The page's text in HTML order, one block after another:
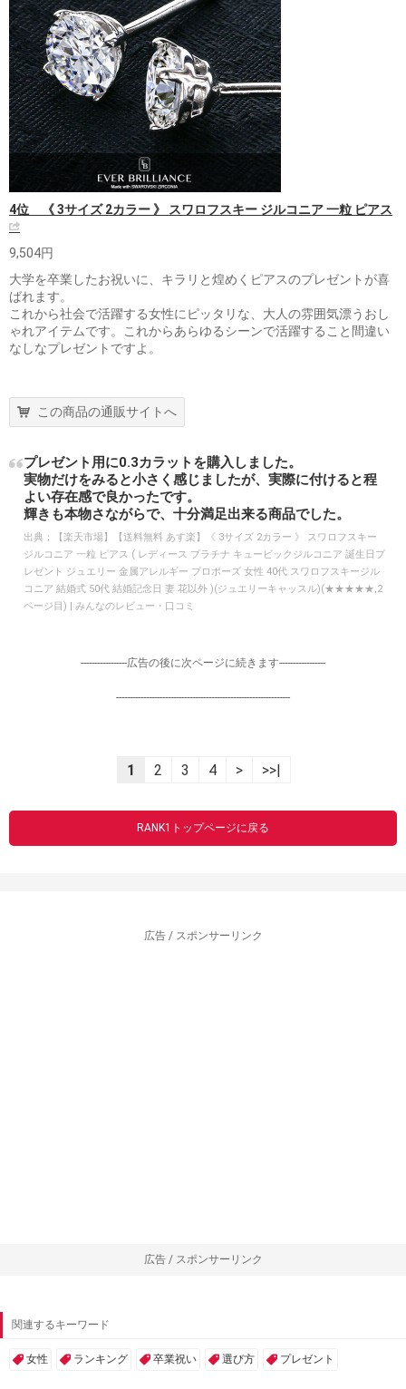
4位 《 3サイズ 2カラー 》 スワロフスキー ジルコニア 一粒 ピアス
9,504円
大学を卒業したお祝いに、キラリと煌めくピアスのプレゼントが喜
ばれます。
これから社会で活躍する女性にピッタリな、大人の雰囲気漂うおし
ゃれアイテムです。これからあらゆるシーンで活躍すること間違い
なしなプレゼントですよ。
この商品の通販サイトへ
プレゼント用に0.3カラットを購入しました。
実物だけをみると小さく感じましたが、実際に付けると程
よい存在感で良かったです。
輝きも本物さながらで、十分満足出来る商品でした。
出典：
【楽天市場】【送料無料 あす楽】《 3サイズ 2カラー 》 スワロフスキー
ジルコニア 一粒 ピアス ( レディース プラチナ キュービックジルコニア 誕生日プ
レゼント ジュエリー 金属アレルギー プロポーズ 女性 40代 スワロフスキージル
コニア 結婚式 50代 結婚記念日 妻 花以外 )(ジュエリーキャッスル)(★★★★★,2
ページ目) | みんなのレビュー・口コミ
-----------------広告の後に次ページに続きます-----------------
----------------------------------------------------------------
1 2 3 4 > >>|
RANK1トップページに戻る
広告 / スポンサーリンク
広告 / スポンサーリンク
関連するキーワード
女性 ランキング 卒業祝い 選び方 プレゼント